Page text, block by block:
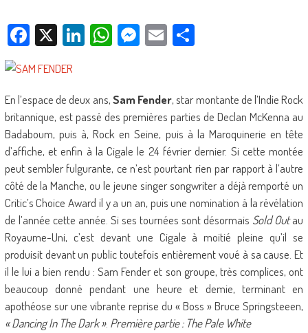
Facebook
X LinkedIn
WhatsApp
Messenger
EmailPartager
En l’espace de deux ans,Sam Fender, star montante de l’Indie Rock
britannique, est passé des premières parties de Declan McKenna au
Badaboum, puis à, Rock en Seine, puis à la Maroquinerie en tête
d’affiche, et enfin à la Cigale le 24 février dernier. Si cette montée
peut sembler fulgurante, ce n’est pourtant rien par rapport à l’autre
côté de la Manche, ou le jeune singer songwriter a déjà remporté un
Critic’s Choice Award il y a un an, puis une nomination à la révélation
de l’année cette année. Si ses tournées sont désormais Sold Outau
Royaume-Uni, c’est devant une Cigale à moitié pleine qu’il se
produisit devant un public toutefois entièrement voué à sa cause. Et
il le lui a bien rendu : Sam Fender et son groupe, très complices, ont
beaucoup donné pendant une heure et demie, terminant en
apothéose sur une vibrante reprise du « Boss » Bruce Springsteeen,
« Dancing In The Dark ». Première partie : The Pale White